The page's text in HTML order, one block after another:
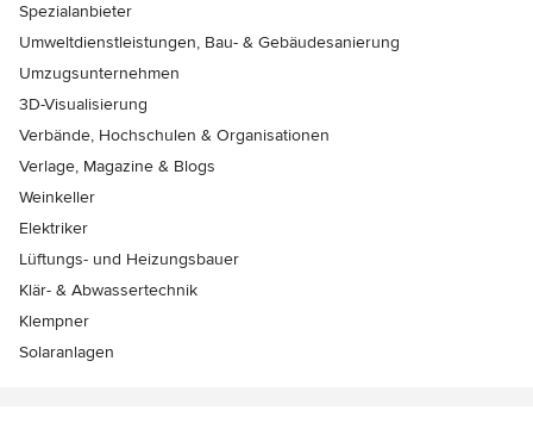
Spezialanbieter
Umweltdienstleistungen, Bau- & Gebäudesanierung
Umzugsunternehmen
3D-Visualisierung
Verbände, Hochschulen & Organisationen
Verlage, Magazine & Blogs
Weinkeller
Elektriker
Lüftungs- und Heizungsbauer
Klär- & Abwassertechnik
Klempner
Solaranlagen